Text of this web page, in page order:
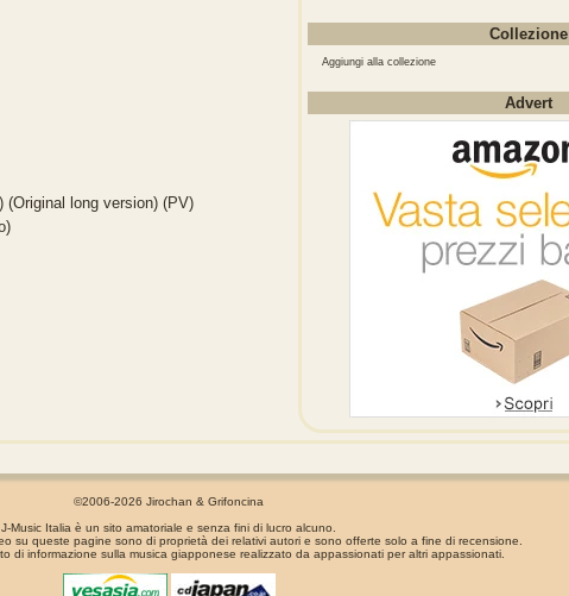
Collezione
Aggiungi alla collezione
Advert
(Original long version) (PV)
©2006-2026 Jirochan & Grifoncina
J-Music Italia è un sito amatoriale e senza fini di lucro alcuno.
su queste pagine sono di proprietà dei relativi autori e sono offerte solo a fine di recensione.
di informazione sulla musica giapponese realizzato da appassionati per altri appassionati.